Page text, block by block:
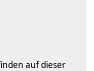
auf dieser